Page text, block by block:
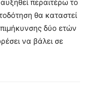
περαιτέρω το
θα καταστεί
δύο ετών
να βάλει σε